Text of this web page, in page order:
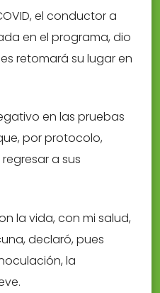
el conductor a
en el programa, dio
retomará su lugar en
en las pruebas
por protocolo,
a sus
la vida, con mi salud,
declaró, pues
la